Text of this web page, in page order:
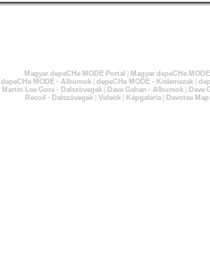
Magyar depeCHe MODE Portál
Magyar depeCHe
depeCHe MODE - Albumok| depeCHe MODE - Kislemezek|
Martin Lee Gore - Dalszövegek| Dave Gahan - Albumok|
Dave
Recoil - Dalszövegek| Videók| Képgaléria| Devotee Map